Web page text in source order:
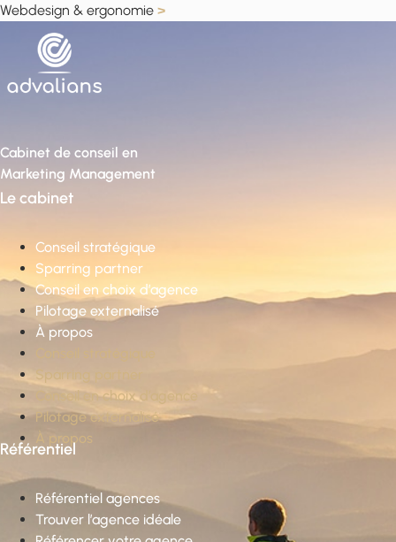
Webdesign & ergonomie >
Cabinet de conseil en
Marketing Management
Le cabinet
Conseil stratégique
Sparring partner
Conseil en choix d’agence
Pilotage externalisé
À propos
Conseil stratégique
Sparring partner
Conseil en choix d’agence
Pilotage externalisé
À propos
Référentiel
Référentiel agences
Trouver l’agence idéale